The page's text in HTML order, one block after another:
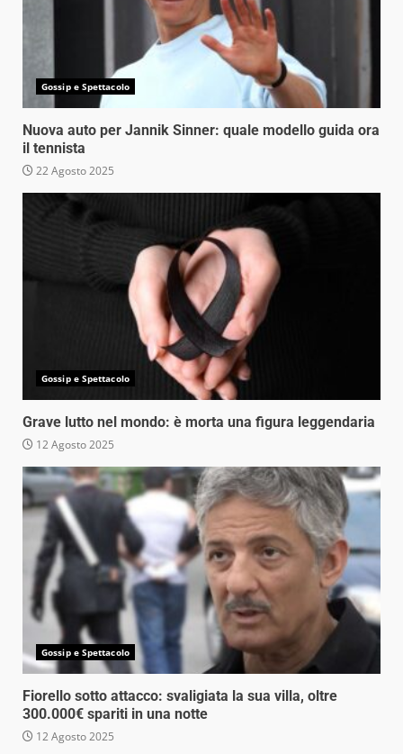
Gossip e Spettacolo
Nuova auto per Jannik Sinner: quale modello guida ora
il tennista
22 Agosto 2025
Gossip e Spettacolo
Grave lutto nel mondo: è morta una figura leggendaria
12 Agosto 2025
Gossip e Spettacolo
Fiorello sotto attacco: svaligiata la sua villa, oltre
300.000€ spariti in una notte
12 Agosto 2025